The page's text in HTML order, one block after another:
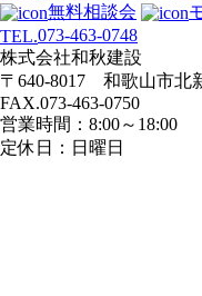
無料相談会
TEL.073-463-0748
株式会社和秋建設
〒640-8017 和歌山市北
FAX.073-463-0750
営業時間：8:00～18:00
定休日：日曜日